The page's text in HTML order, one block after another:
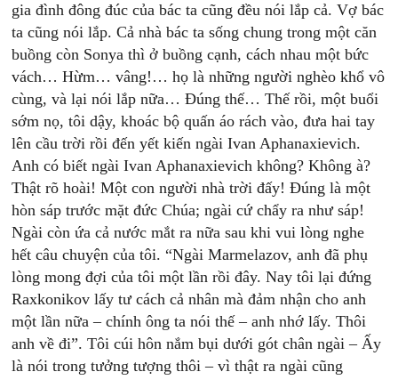
gia đình đông đúc của bác ta cũng đều nói lắp cả. Vợ bác
ta cũng nói lắp. Cả nhà bác ta sống chung trong một căn
buồng còn Sonya thì ở buồng cạnh, cách nhau một bức
vách… Hừm… vâng!… họ là những người nghèo khổ vô
cùng, và lại nói lắp nữa… Đúng thế… Thế rồi, một buổi
sớm nọ, tôi dậy, khoác bộ quấn áo rách vào, đưa hai tay
lên cầu trời rồi đến yết kiến ngài Ivan Aphanaxievich.
Anh có biết ngài Ivan Aphanaxievich không? Không à?
Thật rõ hoài! Một con người nhà trời đấy! Đúng là một
hòn sáp trước mặt đức Chúa; ngài cứ chẩy ra như sáp!
Ngài còn ứa cả nước mắt ra nữa sau khi vui lòng nghe
hết câu chuyện của tôi. “Ngài Marmelazov, anh đã phụ
lòng mong đợi của tôi một lần rồi đây. Nay tôi lại đứng
Raxkonikov lấy tư cách cả nhân mà đảm nhận cho anh
một lần nữa – chính ông ta nói thế – anh nhớ lấy. Thôi
anh về đi”. Tôi cúi hôn nắm bụi dưới gót chân ngài – Ấy
là nói trong tưởng tượng thôi – vì thật ra ngài cũng